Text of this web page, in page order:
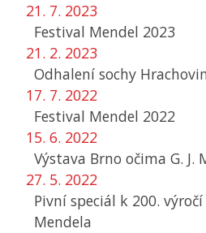
21. 7. 2023
Festival Mendel 2023
21. 2. 2023
Odhalení sochy
17. 7. 2022
Festival Mendel 2022
15. 6. 2022
Výstava Brno očima G. J.
27. 5. 2022
Pivní speciál k 200.
Mendela